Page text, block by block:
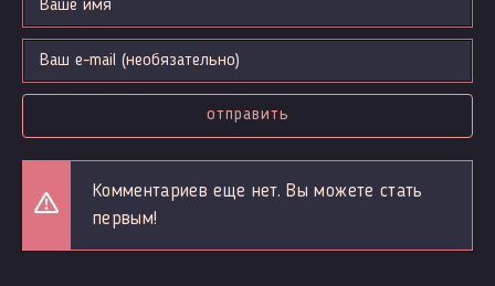
отправить
Комментариев еще нет. Вы можете стать
первым!